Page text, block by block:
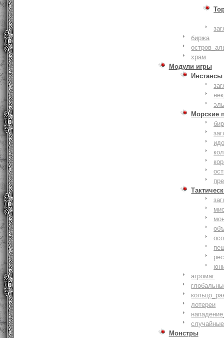
биржа
храм
Модули игры
Инстансы
Морские
агромаг
лотереи
Монстры